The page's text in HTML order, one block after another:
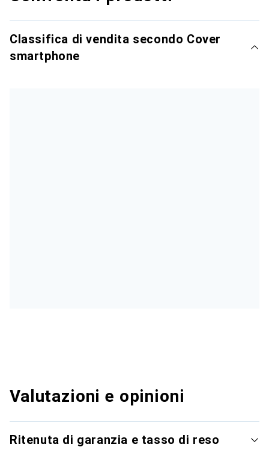
Classifica di vendita secondo Cover
smartphone
Valutazioni e opinioni
Ritenuta di garanzia e tasso di reso